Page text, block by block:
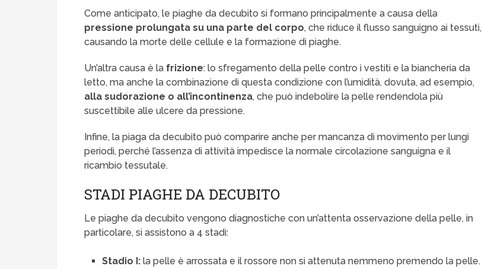
Come anticipato, le piaghe da decubito si formano principalmente a causa della
pressione prolungata su una parte del corpo, che riduce il flusso sanguigno ai tessuti,
causando la morte delle cellule e la formazione di piaghe.
Un’altra causa è la frizione: lo sfregamento della pelle contro i vestiti e la biancheria da
letto, ma anche la combinazione di questa condizione con l’umidità, dovuta, ad esempio,
alla sudorazione o all’incontinenza, che può indebolire la pelle rendendola più
suscettibile alle ulcere da pressione.
Infine, la piaga da decubito può comparire anche per mancanza di movimento per lungi
periodi, perché l’assenza di attività impedisce la normale circolazione sanguigna e il
ricambio tessutale.
STADI PIAGHE DA DECUBITO
Le piaghe da decubito vengono diagnostiche con un’attenta osservazione della pelle, in
particolare, si assistono a 4 stadi:
Stadio I: la pelle è arrossata e il rossore non si attenuta nemmeno premendo la pelle.